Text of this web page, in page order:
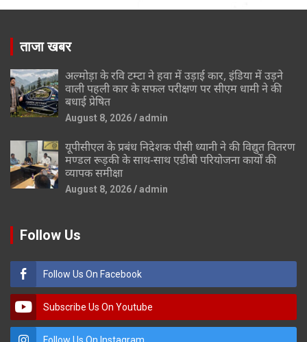
ताजा खबर
अल्मोड़ा के रवि टम्टा ने हवा में उड़ाई कार, इंडिया में उड़ने
वाली पहली कार के सफल परीक्षण पर सीएम धामी ने की
बधाई प्रेषित
August 8, 2026 admin
यूपीसीएल के प्रबंध निदेशक पीसी ध्यानी ने की विद्युत वितरण
मण्डल रूड़की के साथ-साथ एडीबी परियोजना कार्यों की
व्यापक समीक्षा
August 8, 2026 admin
Follow Us
Follow Us On Facebook
Subscribe Us On Youtube
Follow Us On Instagram